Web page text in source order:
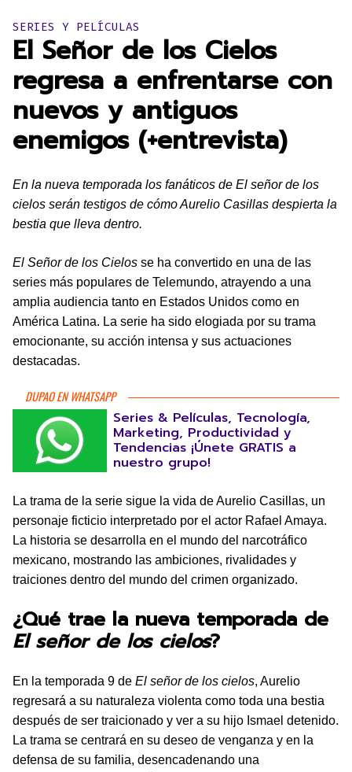
Publicado en:
SERIES Y PELÍCULAS
El Señor de los Cielos
regresa a enfrentarse con
nuevos y antiguos
enemigos (+entrevista)
En la nueva temporada los fanáticos de El señor de los
cielos serán testigos de cómo Aurelio Casillas despierta la
bestia que lleva dentro.
El Señor de los Cielos se ha convertido en una de las
series más populares de Telemundo, atrayendo a una
amplia audiencia tanto en Estados Unidos como en
América Latina. La serie ha sido elogiada por su trama
emocionante, su acción intensa y sus actuaciones
destacadas.
DUPAO EN WHATSAPP
Series & Películas, Tecnología,
Marketing, Productividad y
Tendencias ¡Únete GRATIS a
nuestro grupo!
La trama de la serie sigue la vida de Aurelio Casillas, un
personaje ficticio interpretado por el actor Rafael Amaya.
La historia se desarrolla en el mundo del narcotráfico
mexicano, mostrando las ambiciones, rivalidades y
traiciones dentro del mundo del crimen organizado.
¿Qué trae la nueva temporada de
El señor de los cielos?
En la temporada 9 de El señor de los cielos, Aurelio
regresará a su naturaleza violenta como toda una bestia
después de ser traicionado y ver a su hijo Ismael detenido.
La trama se centrará en su deseo de venganza y en la
defensa de su familia, desencadenando una